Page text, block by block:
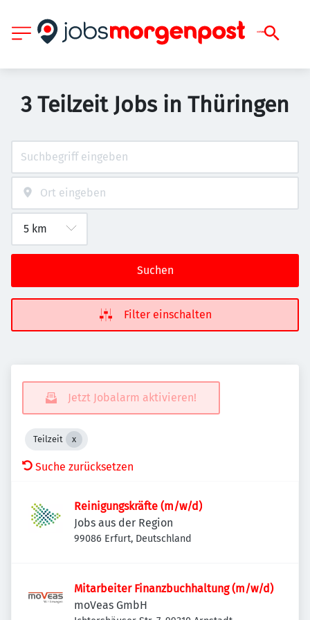
3 Teilzeit Jobs in Thüringen
Suchen
Filter einschalten
Jetzt Jobalarm aktivieren!
Teilzeit
Suche zurücksetzen
Reinigungskräfte (m/w/d)
Jobs aus der Region
99086 Erfurt, Deutschland
Mitarbeiter Finanzbuchhaltung (m/w/d)
moVeas GmbH